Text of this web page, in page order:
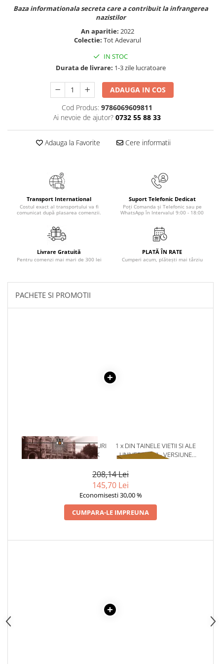
Elevi de 10 plus
Ma pregatesc pentru scoala
Manuale - Carte Scolara
Clasa a VII-a
Clasa pregatitoare
Limbi Straine
Povesti
Povesti ilustrate
Povesti - Basme - Legende
Realitatea Augmentata
Baza informationala secreta care a contribuit la infrangerea
nazistilor
An aparitie: 2022
Colectie: Tot Adevarul
IN STOC
Durata de livrare: 1-3 zile lucratoare
ADAUGA IN COS
Cod Produs: 9786069609811
Ai nevoie de ajutor? 0732 55 88 33
Adauga la Favorite Cere informatii
Transport International
Costul exact al transportului va fi
comunicat după plasarea comenzii.
Suport Telefonic Dedicat
Poți Comanda și Telefonic sau pe
WhatsApp în Intervalul 9:00 - 18:00
Livrare Gratuită
Pentru comenzi mai mari de 300 lei
PLATĂ ÎN RATE
Cumperi acum, plătești mai târziu
PACHETE SI PROMOTII
1 x SPARGATORII DE CODURI
DE LA BLETCHLEY PARK
1 x DIN TAINELE VIETII SI ALE
UNIVERSULUI - VERSIUNE
VOLUMELE I-III. CUTIE DE
COLECTIE -SCARLAT
208,14 Lei
145,70 Lei
Economisesti 30,00 %
CUMPARA-LE IMPREUNA